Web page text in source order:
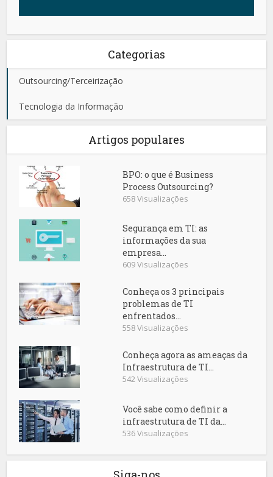
Categorias
Outsourcing/Terceirização
Tecnologia da Informação
Artigos populares
BPO: o que é Business
Process Outsourcing?
658 Visualizações
Segurança em TI: as
informações da sua
empresa...
609 Visualizações
Conheça os 3 principais
problemas de TI
enfrentados...
558 Visualizações
Conheça agora as ameaças da
Infraestrutura de TI...
542 Visualizações
Você sabe como definir a
infraestrutura de TI da...
536 Visualizações